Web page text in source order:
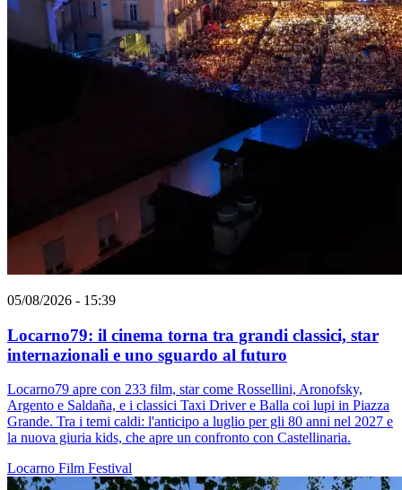
05/08/2026 - 15:39
Locarno79: il cinema torna tra grandi classici, star
internazionali e uno sguardo al futuro
Locarno79 apre con 233 film, star come Rossellini, Aronofsky,
Argento e Saldaña, e i classici Taxi Driver e Balla coi lupi in Piazza
Grande. Tra i temi caldi: l'anticipo a luglio per gli 80 anni nel 2027 e
la nuova giuria kids, che apre un confronto con Castellinaria.
Locarno Film Festival